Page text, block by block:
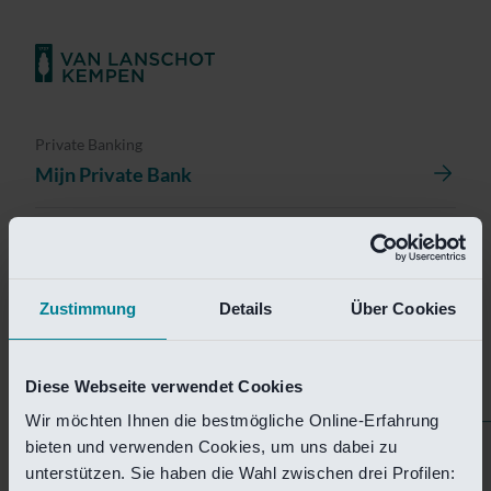
Zustimmung Details Über Cookies
Diese Webseite verwendet Cookies
Wir möchten Ihnen die bestmögliche Online-Erfahrung
bieten und verwenden Cookies, um uns dabei zu
unterstützen. Sie haben die Wahl zwischen drei Profilen:
Private Banking
Mijn Private Bank
Helaas is deze pagina